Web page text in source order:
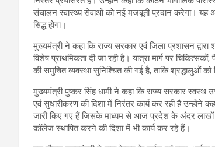
संचालन स्वास्थ्य सेवाओं को नई मजबूती प्रदान करेगा। यह
सिद्ध होगा।
मुख्यमंत्री ने कहा कि राज्य सरकार एवं जिला प्रशासन
विशेष प्राथमिकता दी जा रही है। यात्रा मार्ग पर
की समुचित व्यवस्था सुनिश्चित की गई है, ताकि श्रद्धालुओं
मुख्यमंत्री पुष्कर सिंह धामी ने कहा कि राज्य सरकार
एवं सुधारीकरण की दिशा में निरंतर कार्य कर रही है उन्होंने
जारी किए गए हैं जिसके माध्यम से आज प्रदेश के अंदर
कॉलेज स्थापित करने की दिशा में भी कार्य कर रहे हैं।